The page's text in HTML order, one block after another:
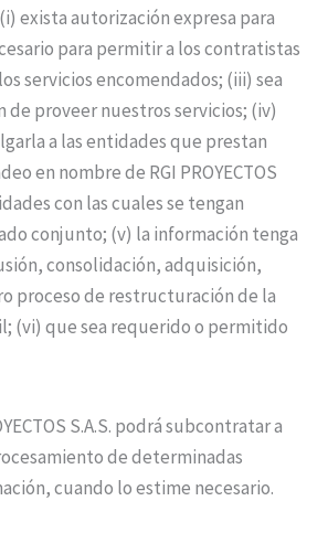
exista autorización expresa para
para permitir a los contratistas
servicios encomendados; (iii) sea
de proveer nuestros servicios; (iv)
a las entidades que prestan
en nombre de RGI PROYECTOS
con las cuales se tengan
conjunto; (v) la información tenga
consolidación, adquisición,
proceso de restructuración de la
(vi) que sea requerido o permitido
S.A.S. podrá subcontratar a
de determinadas
cuando lo estime necesario.